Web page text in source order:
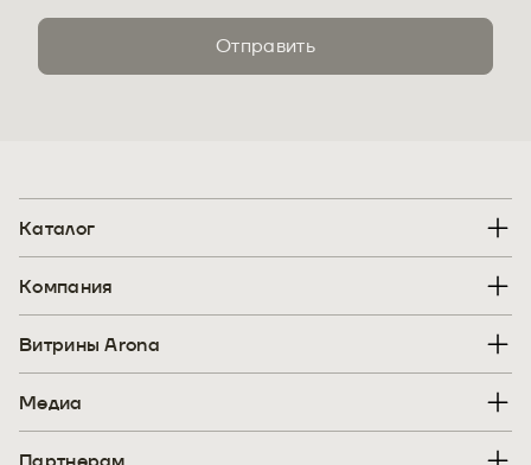
Отправить
Каталог
Компания
Витрины Arona
Медиа